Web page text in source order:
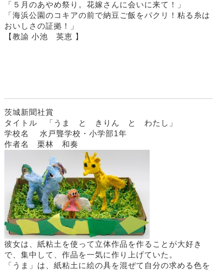
「５月のあやめ祭り。花嫁さんに会いに来て！」
「海浜公園のコキアの前で納豆ご飯をパクリ！粘る糸は
おいしさの証拠！」
【教諭 小池 英恵 】
茨城新聞社賞
タイトル 「うま と きりん と わたし」
学校名 水戸聾学校・小学部1年
作者名 栗林 和奏
彼女は、紙粘土を使って立体作品を作ることが大好き
で、集中して、作品を一気に作り上げていた。
「うま」は、紙粘土に絵の具を混ぜて自分の求める色を